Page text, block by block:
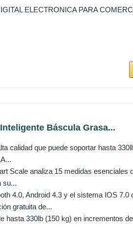
ELECTRONICA PARA
Báscula Grasa...
calidad que puede soportar hasta
Scale analiza 15 medidas esenciales
su...
4.0, Android 4.3 y el sistema IOS 7.0
gratuita de...
hasta 330lb (150 kg) en incrementos